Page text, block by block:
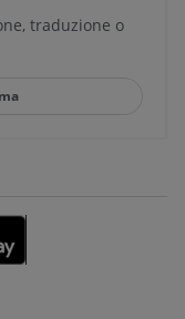
traduzione o